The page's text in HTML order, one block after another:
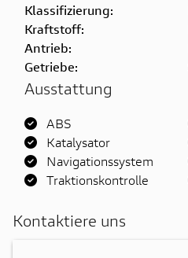
Klassifizierung:
Kraftstoff:
Antrieb:
Getriebe:
Ausstattung
ABS
Katalysator
Navigationssystem
Traktionskontrolle
Kontaktiere uns